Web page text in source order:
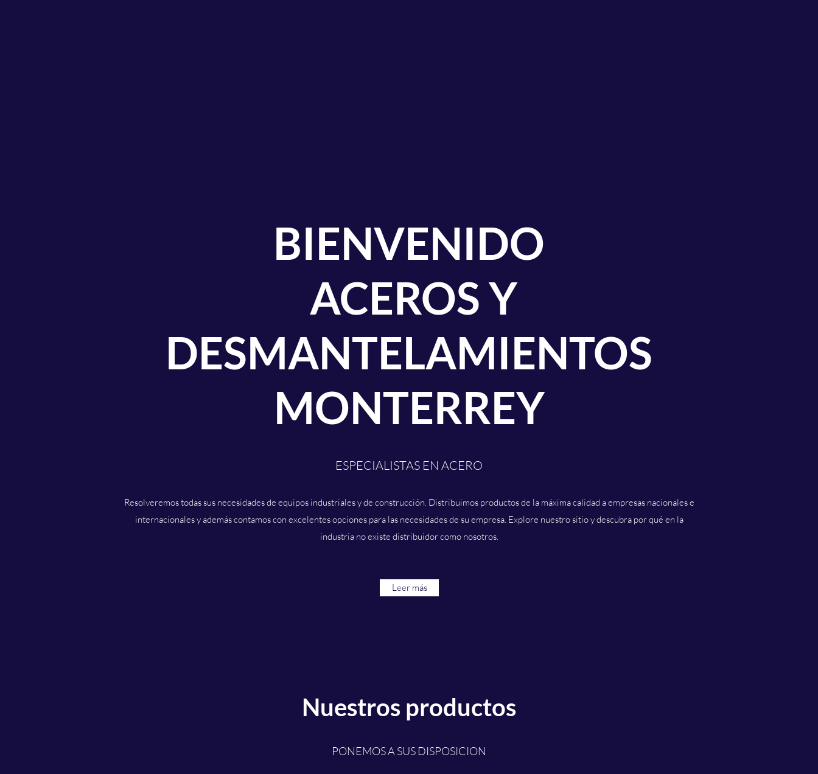
BIENVENIDO
ACEROS Y
DESMANTELAMIENTOS
MONTERREY
ESPECIALISTAS EN ACERO
Resolveremos todas sus necesidades de equipos industriales y de construcción. Distribuimos productos de la máxima calidad a empresas nacionales e
internacionales y además contamos con excelentes opciones para las necesidades de su empresa. Explore nuestro sitio y descubra por qué en la
industria no existe distribuidor como nosotros.
Leer más
Nuestros productos
PONEMOS A SUS DISPOSICION